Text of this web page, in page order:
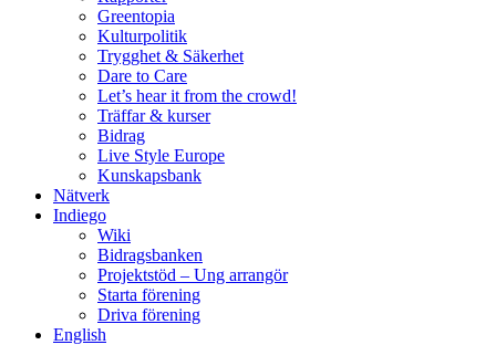
Greentopia
Kulturpolitik
Trygghet & Säkerhet
Dare to Care
Let’s hear it from the crowd!
Träffar & kurser
Bidrag
Live Style Europe
Kunskapsbank
Nätverk
Indiego
Wiki
Bidragsbanken
Projektstöd – Ung arrangör
Starta förening
Driva förening
English